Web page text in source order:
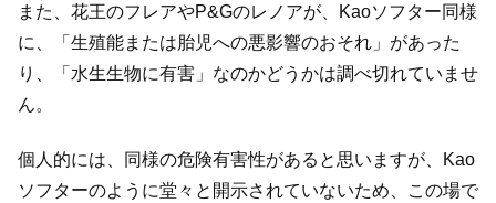
また、花王のフレアやP&Gのレノアが、Kaoソフター同様
に、「生殖能または胎児への悪影響のおそれ」があった
り、「水生生物に有害」なのかどうかは調べ切れていませ
ん。
個人的には、同様の危険有害性があると思いますが、Kao
ソフターのように堂々と開示されていないため、この場で